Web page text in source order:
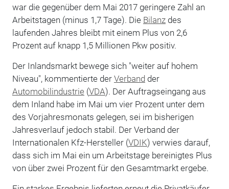
war die gegenüber dem Mai 2017 geringere Zahl an
Arbeitstagen (minus 1,7 Tage). Die Bilanzdes
laufenden Jahres bleibt mit einem Plus von 2,6
Prozent auf knapp 1,5 Millionen Pkw positiv.
Der Inlandsmarkt bewege sich "weiter auf hohem
Niveau", kommentierte der Verband der
Automobilindustrie (VDA). Der Auftragseingang aus
dem Inland habe im Mai um vier Prozent unter dem
des Vorjahresmonats gelegen, sei im bisherigen
Jahresverlauf jedoch stabil. Der Verband der
Internationalen Kfz-Hersteller (VDIK) verwies darauf,
dass sich im Mai ein um Arbeitstage bereinigtes Plus
von über zwei Prozent für den Gesamtmarkt ergebe.